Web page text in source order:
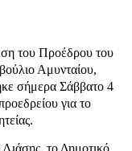
του Προέδρου του
Αμυνταίου,
σήμερα Σάββατο 4
για το